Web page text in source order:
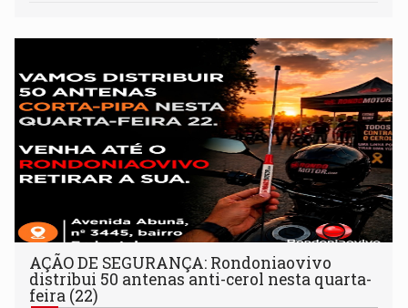
AÇÃO DE SEGURANÇA: Rondoniaovivo
distribui 50 antenas anti-cerol nesta quarta-
feira (22)